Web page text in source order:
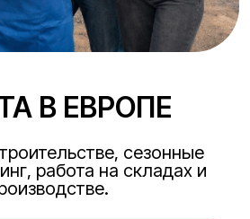
В ЕВРОПЕ
сезонные
работа на складах и